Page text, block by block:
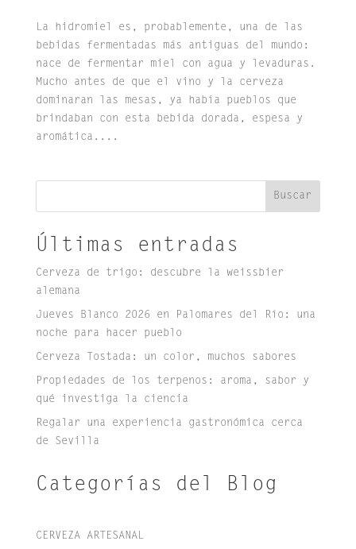
La hidromiel es, probablemente, una de las
bebidas fermentadas más antiguas del mundo:
nace de fermentar miel con agua y levaduras.
Mucho antes de que el vino y la cerveza
dominaran las mesas, ya había pueblos que
brindaban con esta bebida dorada, espesa y
aromática....
Buscar
Últimas entradas
Cerveza de trigo: descubre la weissbier
alemana
Jueves Blanco 2026 en Palomares del Río: una
noche para hacer pueblo
Cerveza Tostada: un color, muchos sabores
Propiedades de los terpenos: aroma, sabor y
qué investiga la ciencia
Regalar una experiencia gastronómica cerca
de Sevilla
Categorías del Blog
CERVEZA ARTESANAL